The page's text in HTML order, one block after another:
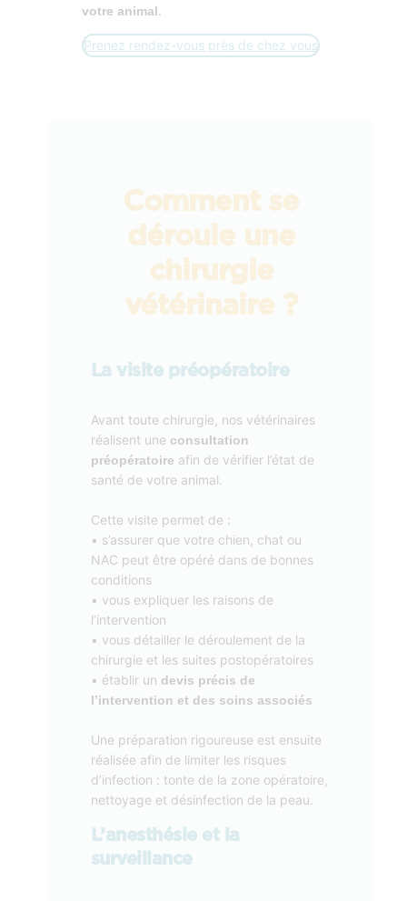
votre animal
Prenez rendez-vous près de chez vous
Comment se
déroule une
chirurgie
vétérinaire ?
La visite préopératoire
Avant toute chirurgie, nos vétérinaires
réalisent une consultation
préopératoire afin de vérifier l’état de
santé de votre animal.
Cette visite permet de :
• s’assurer que votre chien, chat ou
NAC peut être opéré dans de bonnes
conditions
• vous expliquer les raisons de
l’intervention
• vous détailler le déroulement de la
chirurgie et les suites postopératoires
• établir un devis précis de
l’intervention et des soins associés
Une préparation rigoureuse est ensuite
réalisée afin de limiter les risques
d’infection : tonte de la zone opératoire,
nettoyage et désinfection de la peau.
L’anesthésie et la
surveillance